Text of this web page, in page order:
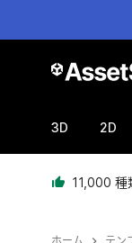
3D 2D
11,000 種